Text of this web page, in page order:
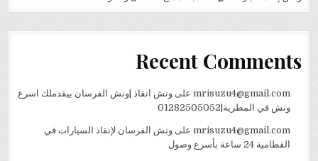
Recent Comments
mrisuzu4@gmail.comعلى ونش انقاذ |ونش الفرسان بيقدملك اسرع
ونش في المطرية|01282505052
mrisuzu4@gmail.comعلى ونش الفرسان لإنقاذ السيارات في
القطامية 24 ساعة بأسرع وصول